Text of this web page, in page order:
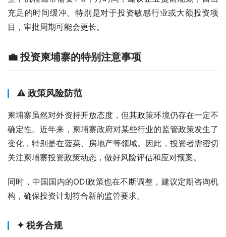
充足的时间缓冲。特别是对于投资敏感行业或大额投资项
目，审批周期可能会更长。
💼 投资柬埔寨的特别注意事项
⚠️ 政策风险防范
柬埔寨虽然对外资持开放态度，但其政策环境仍存在一定不
确定性。近年来，柬埔寨政府对某些行业的监管政策发生了
变化，特别是在菠菜、房地产等领域。因此，投资者需密切
关注柬埔寨投资政策动态，做好风险评估和应对预案。
同时，中国国内的ODI政策也在不断调整，建议定期咨询机
构，确保投资计划符合新的监管要求。
✦ 税务合规